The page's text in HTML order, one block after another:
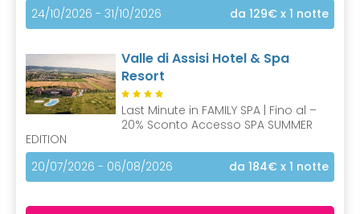
24/10/2026 - 31/10/2026 da 129€ x 1 notte
Valle di Assisi Hotel & Spa
Resort
Last Minute in FAMILY SPA | Fino al –
20% Sconto Accesso SPA SUMMER
EDITION
20/07/2026 - 06/08/2026
da 184€ x 1 notte